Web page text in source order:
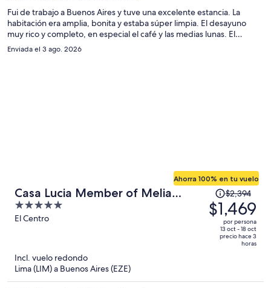
$877
por
persona
Fui de trabajo a Buenos Aires y tuve una excelente estancia. La
habitación era amplia, bonita y estaba súper limpia. El desayuno
muy rico y completo, en especial el café y las medias lunas. El
personal destacó por su amabilidad y atención en todo momento.
¡Krista Boutique Hotel es un lugar totalmente recomendado para
Enviada el 3 ago. 2026
Casa Lucia Member of Melia
Collection
5
out
El Centro
Ahorra 100% en tu vuelo
El
precio
era
$2,394
es
$2,394
$1,469
por persona
13 oct - 18 oct
precio hace 3
horas
Incl. vuelo redondo
Lima (LIM) a Buenos Aires (EZE)